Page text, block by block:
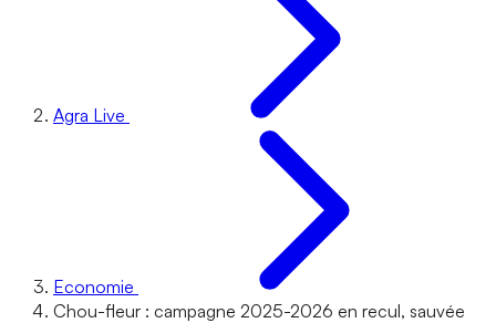
Agra Live
Economie
Chou-fleur : campagne 2025-2026 en recul, sauvée